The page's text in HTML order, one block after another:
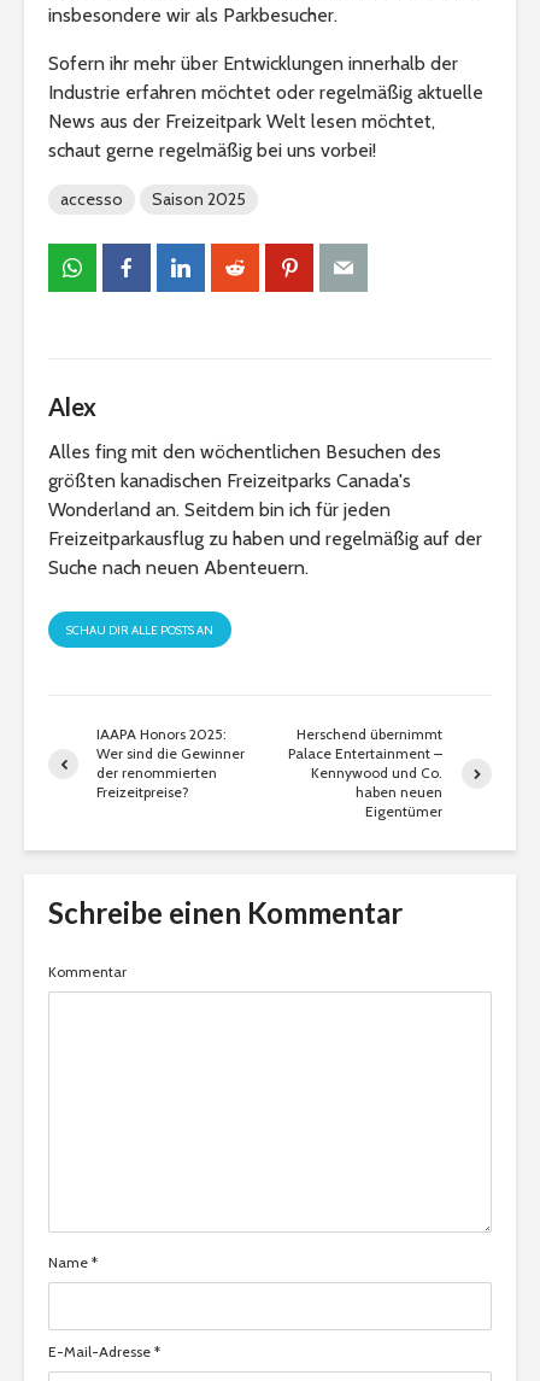
insbesondere wir als Parkbesucher.
Sofern ihr mehr über Entwicklungen innerhalb der
Industrie erfahren möchtet oder regelmäßig aktuelle
News aus der Freizeitpark Welt lesen möchtet,
schaut gerne regelmäßig bei uns vorbei!
accesso Saison 2025
Alex
Alles fing mit den wöchentlichen Besuchen des
größten kanadischen Freizeitparks Canada's
Wonderland an. Seitdem bin ich für jeden
Freizeitparkausflug zu haben und regelmäßig auf der
Suche nach neuen Abenteuern.
SCHAU DIR ALLE POSTS AN
IAAPA Honors 2025:
Wer sind die Gewinner
der renommierten
Freizeitpreise?
Herschend übernimmt
Palace Entertainment –
Kennywood und Co.
haben neuen
Eigentümer
Schreibe einen Kommentar
Kommentar
Name *
E-Mail-Adresse *